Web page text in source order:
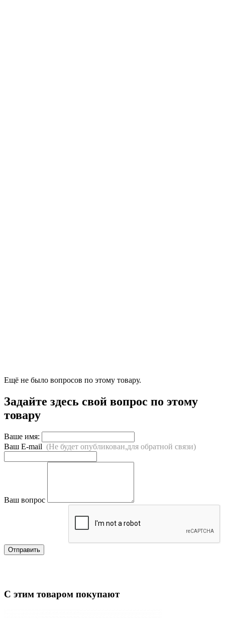
Ещё не было вопросов по этому товару.
Задайте здесь свой вопрос по этому
товару
Ваше имя:
Ваш E-mail (Не будет опубликован,для обратной связи)
Ваш вопрос
Отправить
С этим товаром покупают